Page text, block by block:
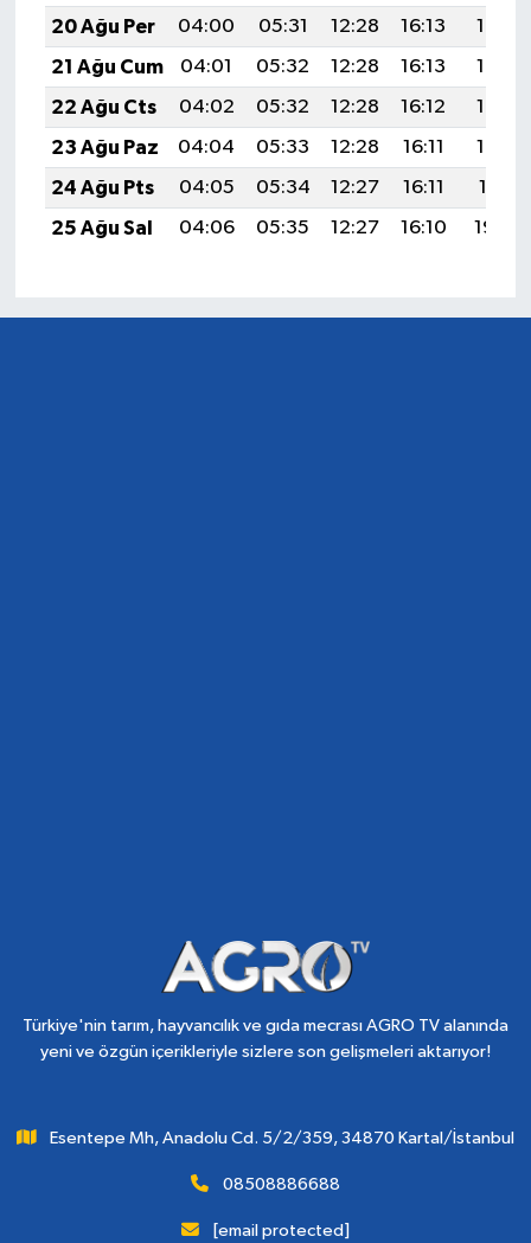
20 Ağu Per
04:00 05:31 12:28 16:13
19:16
21 Ağu Cum
04:01 05:32 12:28 16:13
19:15
22 Ağu Cts
04:02 05:32 12:28 16:12
19:13
23 Ağu Paz
04:04 05:33 12:28 16:11
19:12
24 Ağu Pts
04:05 05:34 12:27 16:11
19:11
25 Ağu Sal
04:06 05:35 12:27 16:10 19:09
Türkiye'nin tarım, hayvancılık ve gıda mecrası AGRO TV alanında
yeni ve özgün içerikleriyle sizlere son gelişmeleri aktarıyor!
Esentepe Mh, Anadolu Cd. 5/2/359, 34870 Kartal/İstanbul
08508886688
[email protected]